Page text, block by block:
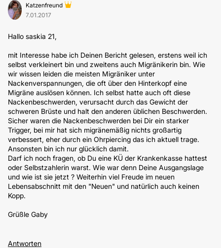
Katzenfreund
7.01.2017
Hallo saskia 21,
mit Interesse habe ich Deinen Bericht gelesen, erstens weil ich
selbst verkleinert bin und zweitens auch Migränikerin bin. Wie
wir wissen leiden die meisten Migräniker unter
Nackenverspannungen, die oft über den Hinterkopf eine
Migräne auslösen können. Ich selbst hatte auch oft diese
Nackenbeschwerden, verursacht durch das Gewicht der
schweren Brüste und halt den anderen üblichen Beschwerden.
Sicher waren die Nackenbeschwerden bei Dir ein starker
Trigger, bei mir hat sich migränemäßig nichts großartig
verbessert, eher durch ein Ohrpiercing das ich aktuell trage.
Ansonsten bin ich nur glücklich damit.
Darf ich noch fragen, ob Du eine KÜ der Krankenkasse hattest
oder Selbstzahlerin warst. Wie war denn Deine Ausgangslage
und wie ist sie jetzt ? Weiterhin viel Freude im neuen
Lebensabschnitt mit den "Neuen" und natürlich auch keinen
Kopp.
Grüßle Gaby
Antworten